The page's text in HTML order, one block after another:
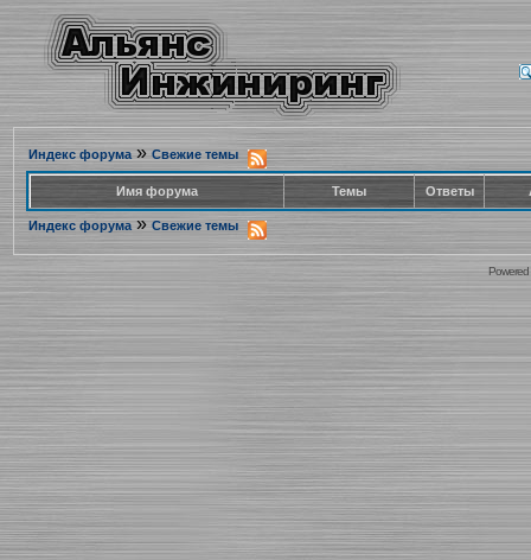
Индекс форума» Свежие темы
Имя форума Темы Ответы
Индекс форума » Свежие темы